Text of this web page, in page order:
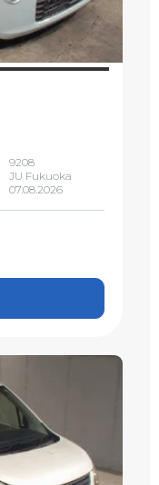
9208
JU Fukuoka
07.08.2026